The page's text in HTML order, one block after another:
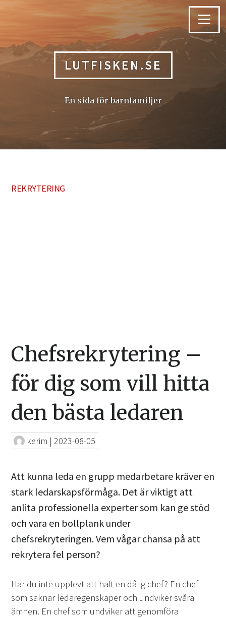
Menu
LUTFISKEN.SE
En sida för barnfamiljer
REKRYTERING
Chefsrekrytering –
för dig som vill hitta
den bästa ledaren
kerim |2023-08-05
Att kunna leda en grupp medarbetare kräver en
stark ledarskapsförmåga. Det är viktigt att
anlita professionella experter som kan ge stöd
och vara en bollplank under
chefsrekryteringen. Vem vågar chansa på att
rekrytera fel person?
Har du inte upplevt att haft en dålig chef? En chef
som saknar ledaregenskaper och undviker svåra
ämnen. En chef som undviker att genomföra